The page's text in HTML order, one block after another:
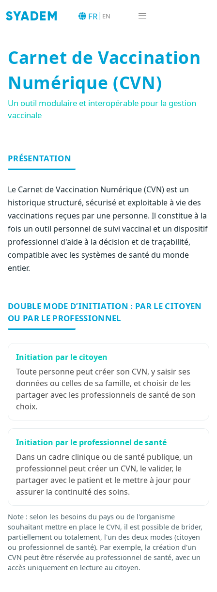
FR| EN
Carnet de Vaccination
Numérique (CVN)
Un outil modulaire et interopérable pour la gestion
vaccinale
PRÉSENTATION
Le Carnet de Vaccination Numérique (CVN) est un
historique structuré, sécurisé et exploitable à vie des
vaccinations reçues par une personne. Il constitue à la
fois un outil personnel de suivi vaccinal et un dispositif
professionnel d'aide à la décision et de traçabilité,
compatible avec les systèmes de santé du monde
entier.
DOUBLE MODE D’INITIATION : PAR LE CITOYEN
OU PAR LE PROFESSIONNEL
Initiation par le citoyen
Toute personne peut créer son CVN, y saisir ses
données ou celles de sa famille, et choisir de les
partager avec les professionnels de santé de son
choix.
Initiation par le professionnel de santé
Dans un cadre clinique ou de santé publique, un
professionnel peut créer un CVN, le valider, le
partager avec le patient et le mettre à jour pour
assurer la continuité des soins.
Note : selon les besoins du pays ou de l'organisme
souhaitant mettre en place le CVN, il est possible de brider,
partiellement ou totalement, l'un des deux modes (citoyen
ou professionnel de santé). Par exemple, la création d'un
CVN peut être réservée au professionnel de santé, avec un
accès uniquement en lecture au citoyen.